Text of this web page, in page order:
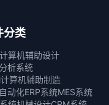
分类
算机辅助设计
析系统
算机辅助制造
动化ERP系统MES系统